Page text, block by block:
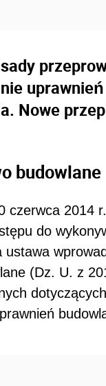
Nowe
budowlane
czerwca 2014
do
(Dz. U. z